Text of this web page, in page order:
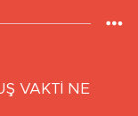
VAKTİ NE